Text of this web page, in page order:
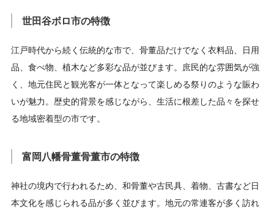
世田谷ボロ市の特徴
江戸時代から続く伝統的な市で、骨董品だけでなく衣料品、日用
品、食べ物、植木など多彩な品が並びます。庶民的な雰囲気が強
く、地元住民と観光客が一体となって楽しめる祭りのような賑わ
いが魅力。歴史的背景を感じながら、生活に根差した品々を探せ
る地域密着型の市です。
富岡八幡骨董骨董市の特徴
神社の境内で行われるため、和骨董や古民具、着物、古書など日
本文化を感じられる品が多く並びます。地元の常連客が多く訪れ